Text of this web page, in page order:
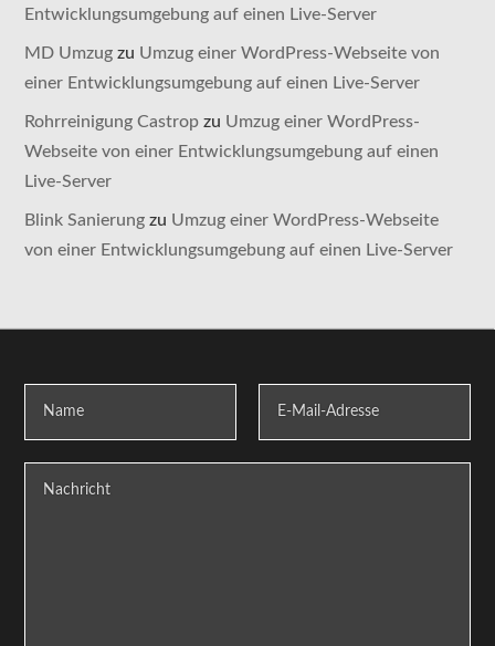
Entwicklungsumgebung auf einen Live-Server
MD Umzug zu Umzug einer WordPress-Webseite von
einer Entwicklungsumgebung auf einen Live-Server
Rohrreinigung Castrop zu Umzug einer WordPress-
Webseite von einer Entwicklungsumgebung auf einen
Live-Server
Blink Sanierung zu Umzug einer WordPress-Webseite
von einer Entwicklungsumgebung auf einen Live-Server